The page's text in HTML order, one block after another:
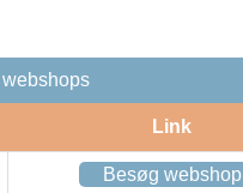
Link
Besøg webshop